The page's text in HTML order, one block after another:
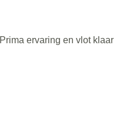
Prima ervaring en vlot klaar